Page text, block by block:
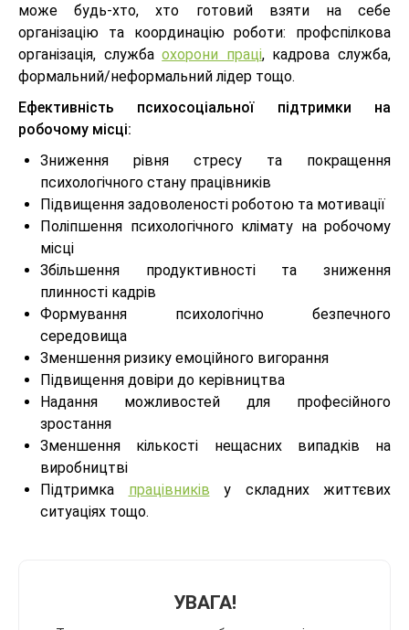
може будь-хто, хто готовий взяти на себе
організацію та координацію роботи: профспілкова
організація, службаохорони праці, кадрова служба,
формальний/неформальний лідер тощо.
Ефективність психосоціальної підтримки на
робочому місці:
Зниження рівня стресу та покращення
психологічного стану працівників
Підвищення задоволеності роботою та мотивації
Поліпшення психологічного клімату на робочому
місці
Збільшення продуктивності та зниження
плинності кадрів
Формування психологічно безпечного
середовища
Зменшення ризику емоційного вигорання
Підвищення довіри до керівництва
Надання можливостей для професійного
зростання
Зменшення кількості нещасних випадків на
виробництві
Підтримка працівників у складних життєвих
ситуаціях тощо.
УВАГА!